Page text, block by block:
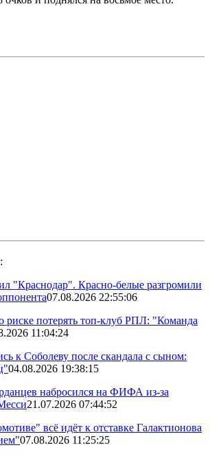
"Краснодар". Красно-белые разгромили
07.08.2026 22:55:06
риске потерять топ-клуб РПЛ: "Команда
11:04:24
к Соболеву после скандала с сыном:
04.08.2026 19:38:15
набросился на ФИФА из-за
21.07.2026 07:44:52
всё идёт к отставке Галактионова
07.08.2026 11:25:25